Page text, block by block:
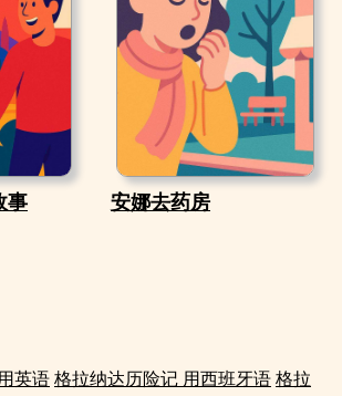
事 安娜去药房
英语 格拉纳达历险记 用西班牙语 格拉